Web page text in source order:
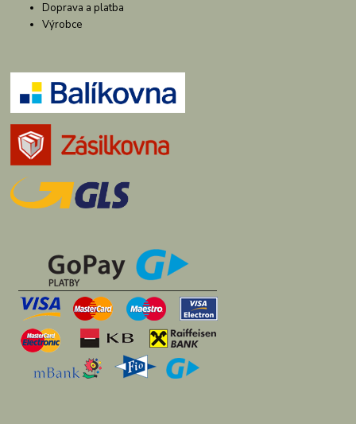
Doprava a platba
Výrobce